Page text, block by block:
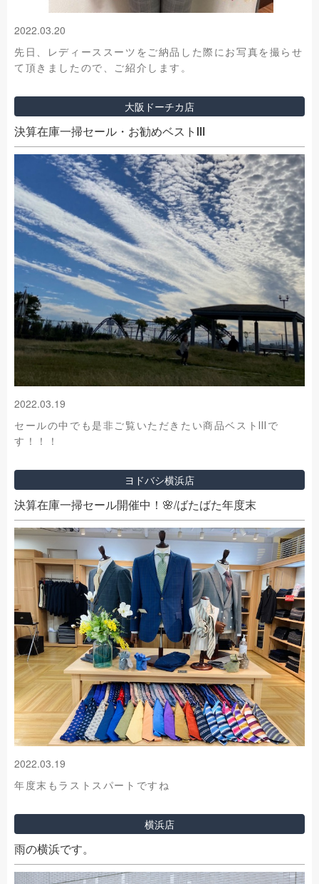
2022.03.20
先日、レディーススーツをご納品した際にお写真を撮らせ
て頂きましたので、ご紹介します。
大阪ドーチカ店
決算在庫一掃セール・お勧めベストⅢ
2022.03.19
セールの中でも是非ご覧いただきたい商品ベストⅢで
す！！！
ヨドバシ横浜店
決算在庫一掃セール開催中！🌸/ばたばた年度末
2022.03.19
年度末もラストスパートですね
横浜店
雨の横浜です。